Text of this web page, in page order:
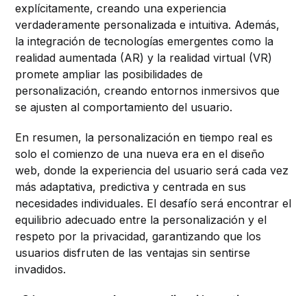
explícitamente, creando una experiencia
verdaderamente personalizada e intuitiva. Además,
la integración de tecnologías emergentes como la
realidad aumentada (AR) y la realidad virtual (VR)
promete ampliar las posibilidades de
personalización, creando entornos inmersivos que
se ajusten al comportamiento del usuario.
En resumen, la personalización en tiempo real es
solo el comienzo de una nueva era en el diseño
web, donde la experiencia del usuario será cada vez
más adaptativa, predictiva y centrada en sus
necesidades individuales. El desafío será encontrar el
equilibrio adecuado entre la personalización y el
respeto por la privacidad, garantizando que los
usuarios disfruten de las ventajas sin sentirse
invadidos.